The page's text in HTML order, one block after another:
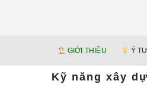
GIỚI THIỆU Ý
Kỹ năng xây